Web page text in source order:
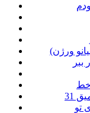
ورژن)
ببر
خط
31
تو